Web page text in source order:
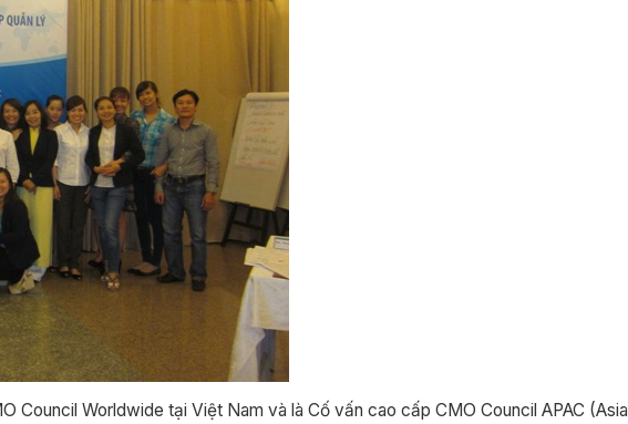
Council Worldwide tại Việt Nam và là Cố vấn cao cấp CMO Council APAC (Asia